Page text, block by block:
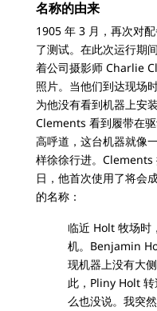
名称的由来
1905 年 3 月，再次对
了测试。在此次运行期
着公司摄影师 Charlie
照片。当他们到达现场
为他没有看到机器上安
Clements 看到履带在
高呼道，这台机器就像
样徐徐行进。Clements
日，他首次使用了将会
的名称：
临近 Holt 牧场时
机。Benjamin
现机器上没有大
此，Pliny Holt
么也没说。我突